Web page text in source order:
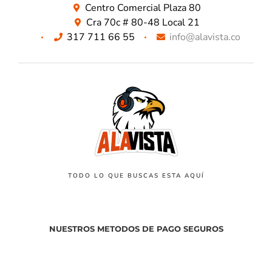
Centro Comercial Plaza 80
Cra 70c # 80-48 Local 21
317 711 66 55
info@alavista.co
TODO LO QUE BUSCAS ESTA AQUÍ
NUESTROS METODOS DE PAGO SEGUROS